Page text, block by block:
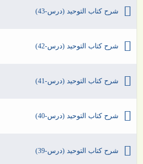
شرح كتاب التوحيد (درس-43)
شرح كتاب التوحيد (درس-42)
شرح كتاب التوحيد (درس-41)
شرح كتاب التوحيد (درس-40)
شرح كتاب التوحيد (درس-39)